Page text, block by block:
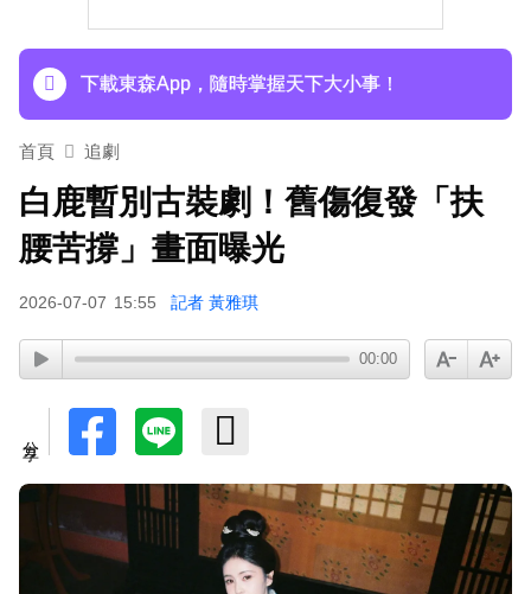
下載東森App，隨時掌握天下大小事！
首頁 追劇
白鹿暫別古裝劇！舊傷復發「扶
腰苦撐」畫面曝光
2026-07-07 15:55 記者 黃雅琪
00:00